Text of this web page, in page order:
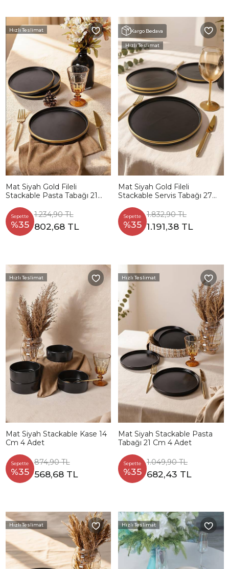
Hızlı Teslimat
Mat Siyah Gold Fileli
Stackable Pasta Tabağı 21
Sepette
%35
1.234,90 TL
802,68 TL
Kargo Bedava
Hızlı Teslimat
Mat Siyah Gold Fileli
Stackable Servis Tabağı 27
Sepette
%35
1.832,90 TL
1.191,38 TL
Hızlı Teslimat
Mat Siyah Stackable Kase 14
Cm 4 Adet
Sepette
%35
874,90 TL
568,68 TL
Hızlı Teslimat
Mat Siyah Stackable Pasta
Tabağı 21 Cm 4 Adet
Sepette
%35
1.049,90 TL
682,43 TL
Hızlı Teslimat Hızlı Teslimat